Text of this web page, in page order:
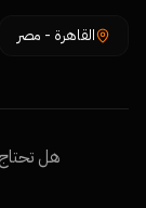
القاهرة - مصر
هل